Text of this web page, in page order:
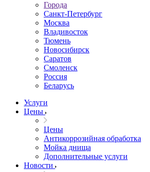
Города
Санкт-Петербург
Москва
Владивосток
Тюмень
Новосибирск
Саратов
Смоленск
Россия
Беларусь
Услуги
Цены
Цены
Антикоррозийная обработка
Мойка днища
Дополнительные услуги
Новости